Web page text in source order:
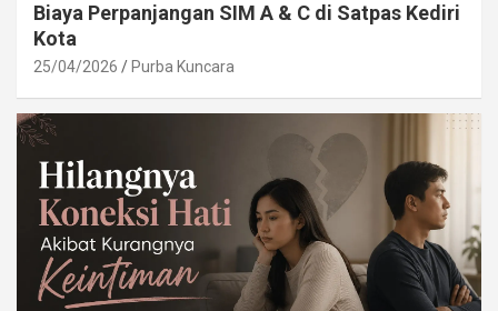
Biaya Perpanjangan SIM A & C di Satpas Kediri
Kota
25/04/2026 Purba Kuncara